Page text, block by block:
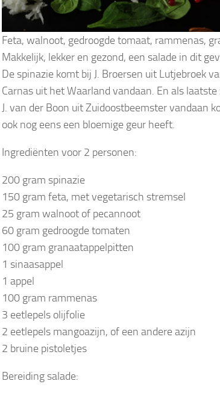
Feta, walnoot, gedroogde tomaat, rammenas,
Makkelijk, lekker en gezond, een salade in dit
De spinazie komt bij J. Broersen uit Lutjebroek
Carnas uit het Waarland vandaan. En als
J. van der Boon uit Zuidoostbeemster vandaan
ook nog eens een bloemige geur heeft.
Ingrediënten voor 2 personen:
200 gram spinazie
150 gram feta, met vegetarisch stremsel
25 gram walnoot of pecannoot
60 gram gedroogde tomaten
100 gram granaatappelpitten
1 sinaasappel
1 appel
100 gram rammenas
3 eetlepels olijfolie
2 eetlepels mangoazijn, of een andere azijn
2 bruine pistoletjes
Bereiding salade: